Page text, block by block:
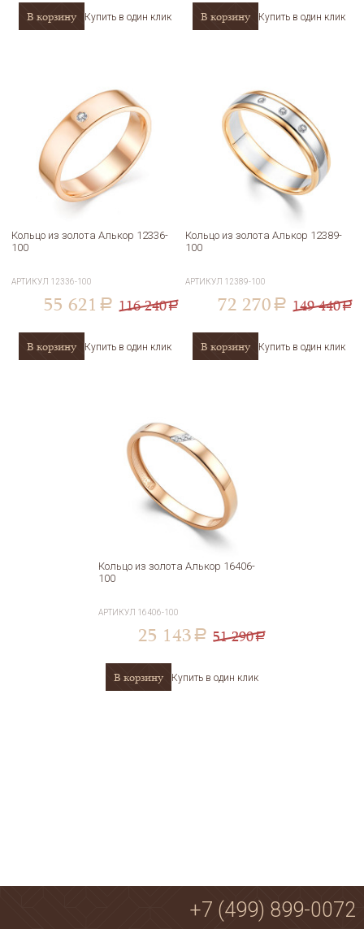
В корзину Купить в один клик В корзину Купить в один клик
Кольцо из золота Алькор 12336-
100
АРТИКУЛ 12336-100
55 621 a 116 240a
В корзину Купить в один клик
Кольцо из золота Алькор 12389-
100
АРТИКУЛ 12389-100
72 270 a 149 440a
В корзину Купить в один клик
Кольцо из золота Алькор 16406-
100
АРТИКУЛ 16406-100
25 143 a 51 290a
В корзину Купить в один клик
+7 (499) 899-0072